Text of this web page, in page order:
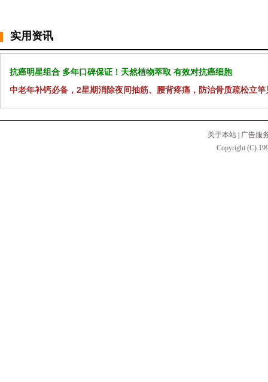
实用资讯
抗癌明星组合 多年口碑保证！天然植物萃取 有效对抗癌细胞
中老年补钙必备，2星期消除夜间抽筋、腰背疼痛，防治骨质疏松立竿
关于本站
广告服
Copyright (C)